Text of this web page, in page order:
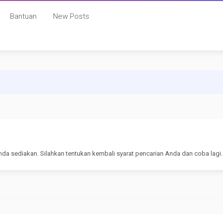
Bantuan New Posts
sediakan. Silahkan tentukan kembali syarat pencarian Anda dan coba lagi.